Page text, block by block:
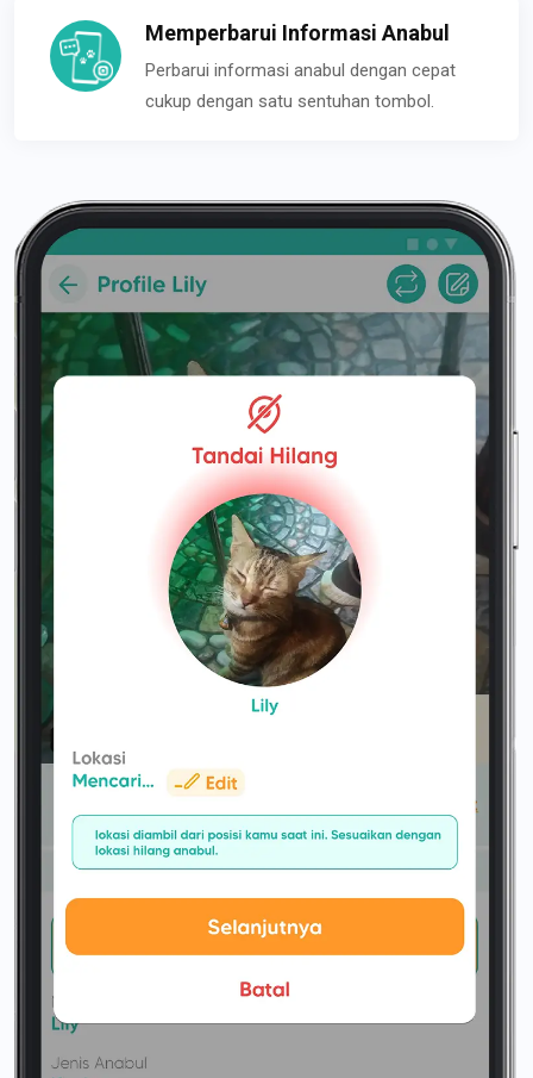
Memperbarui Informasi Anabul
Perbarui informasi anabul dengan cepat
cukup dengan satu sentuhan tombol.